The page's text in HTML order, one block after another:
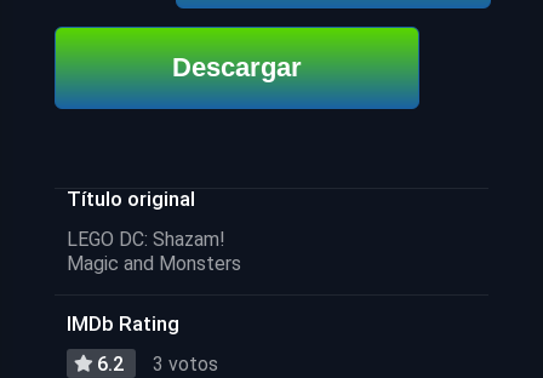
Descargar
Título original
LEGO DC: Shazam!
Magic and Monsters
IMDb Rating
6.2 3 votos